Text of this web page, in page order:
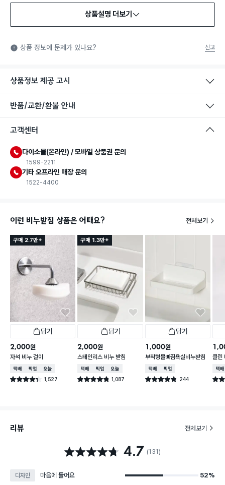
상품설명 더보기
상품 정보에 문제가 있나요? 신고
상품정보 제공 고시
반품/교환/환불 안내
고객센터
다이소몰(온라인) / 모바일 상품권 문의
1599-2211
기타 오프라인 매장 문의
1522-4400
이런 비누받침 상품은 어때요? 전체보기
구매 2.7만+
담기
2,000원
자석 비누 걸이
택배배송매장픽업오늘배송
별점 4.3점 1,527
건 작성
구매 1.3만+
담기
2,000원
스테인리스 비누 받침
택배배송매장픽업오늘배송
별점 4.8점 1,087
건 작성
담기
1,000원
부착형물빠짐욕실비누받침
택배배송매장픽업
별점 4.8점 244
건 작성
클린
택배
별점
리뷰 전체보기
별점 4.7점 4.7 (131)
디자인 마음에 들어요 52%